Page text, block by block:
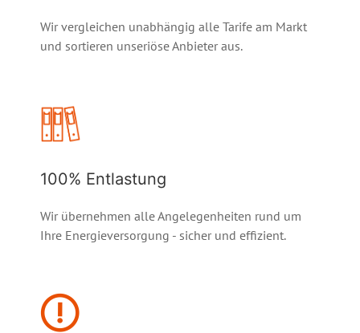
Wir vergleichen unabhängig alle Tarife am Markt
und sortieren unseriöse Anbieter aus.
100% Entlastung
Wir übernehmen alle Angelegenheiten rund um
Ihre Energieversorgung - sicher und effizient.